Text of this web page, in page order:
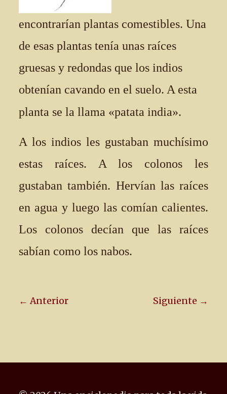
encontrarían plantas comestibles. Una
de esas plantas tenía unas raíces
gruesas y redondas que los indios
obtenían cavando en el suelo. A esta
planta se la llama «patata india».
A los indios les gustaban muchísimo
estas raíces. A los colonos les
gustaban también. Hervían las raíces
en agua y luego las comían calientes.
Los colonos decían que las raíces
sabían como los nabos.
← Anterior Siguiente →